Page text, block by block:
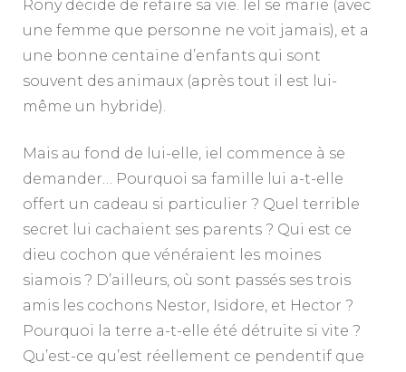
Rony décide de refaire sa vie. Iel se marie (avec
une femme que personne ne voit jamais), et a
une bonne centaine d’enfants qui sont
souvent des animaux (après tout il est lui-
même un hybride).
Mais au fond de lui-elle, iel commence à se
demander… Pourquoi sa famille lui a-t-elle
offert un cadeau si particulier ? Quel terrible
secret lui cachaient ses parents ? Qui est ce
dieu cochon que vénéraient les moines
siamois ? D’ailleurs, où sont passés ses trois
amis les cochons Nestor, Isidore, et Hector ?
Pourquoi la terre a-t-elle été détruite si vite ?
Qu’est-ce qu’est réellement ce pendentif que